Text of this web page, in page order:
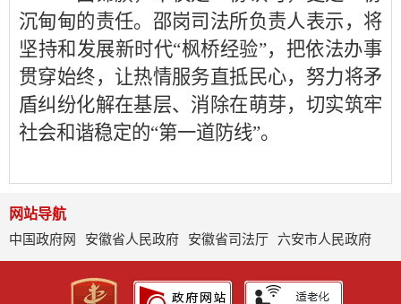
沉甸甸的责任。邵岗司法所负责人表示，将
坚持和发展新时代“枫桥经验”，把依法办事
贯穿始终，让热情服务直抵民心，努力将矛
盾纠纷化解在基层、消除在萌芽，切实筑牢
社会和谐稳定的“第一道防线”。
网站导航
中国政府网
安徽省人民政府 安徽省司法厅 六安市人民政府